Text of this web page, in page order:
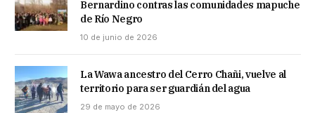
Bernardino contras las comunidades mapuche
de Río Negro
10 de junio de 2026
La Wawa ancestro del Cerro Chañi, vuelve al
territorio para ser guardián del agua
29 de mayo de 2026